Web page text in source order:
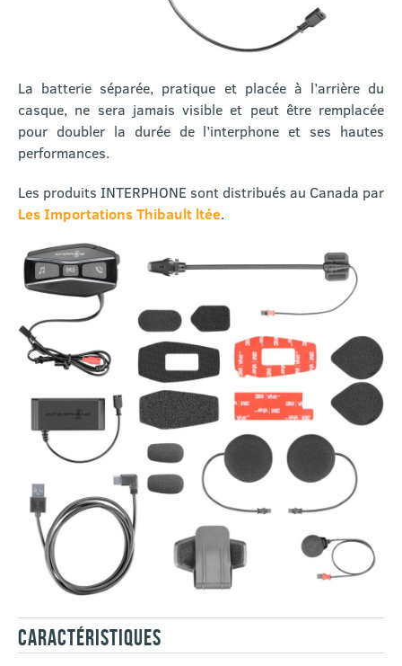
La batterie séparée, pratique et placée à l’arrière du
casque, ne sera jamais visible et peut être remplacée
pour doubler la durée de l’interphone et ses hautes
performances.
Les produits INTERPHONE sont distribués au Canada par
Les Importations Thibault ltée.
CARACTÉRISTIQUES